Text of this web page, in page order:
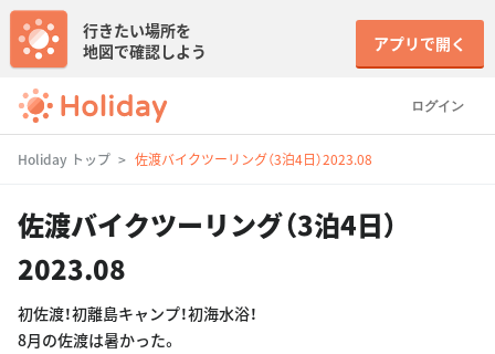
ログイン
行きたい場所を
地図で確認しよう
アプリで開く
Holiday トップ 佐渡バイクツーリング（3泊4日）2023.08
佐渡バイクツーリング（3泊4日）
2023.08
初佐渡！初離島キャンプ！初海水浴！
8月の佐渡は暑かった。